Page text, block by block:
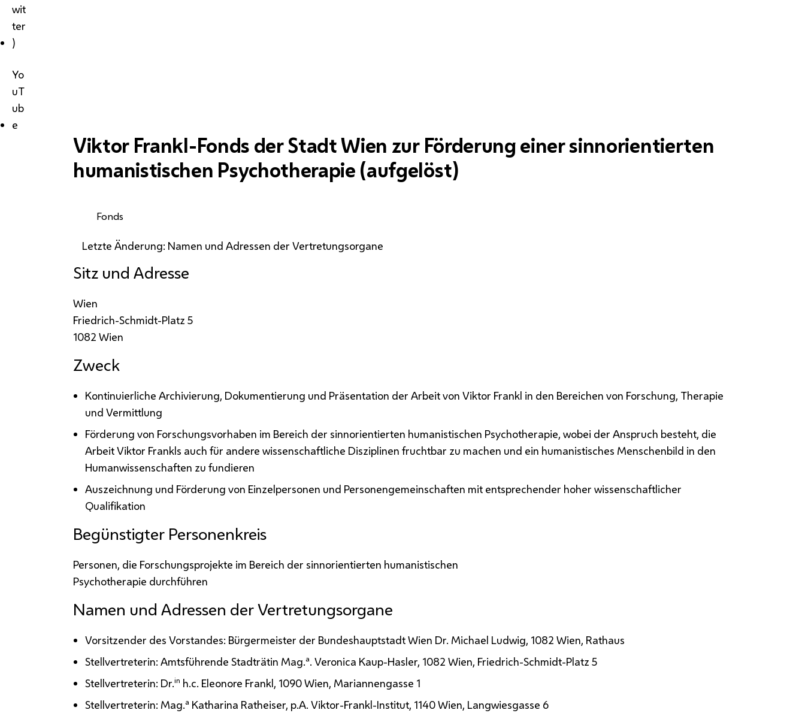
wit
ter
)
Yo
uT
ub
e
Viktor Frankl-Fonds der Stadt Wien zur Förderung einer sinnorientierten
humanistischen Psychotherapie (aufgelöst)
Fonds
Letzte Änderung: Namen und Adressen der Vertretungsorgane
Sitz und Adresse
Wien
Friedrich-Schmidt-Platz 5
1082 Wien
Zweck
Kontinuierliche Archivierung, Dokumentierung und Präsentation der Arbeit von Viktor Frankl in den Bereichen von Forschung, Therapie
und Vermittlung
Förderung von Forschungsvorhaben im Bereich der sinnorientierten humanistischen Psychotherapie, wobei der Anspruch besteht, die
Arbeit Viktor Frankls auch für andere wissenschaftliche Disziplinen fruchtbar zu machen und ein humanistisches Menschenbild in den
Humanwissenschaften zu fundieren
Auszeichnung und Förderung von Einzelpersonen und Personengemeinschaften mit entsprechender hoher wissenschaftlicher
Qualifikation
Begünstigter Personenkreis
Personen, die Forschungsprojekte im Bereich der sinnorientierten humanistischen
Psychotherapie durchführen
Namen und Adressen der Vertretungsorgane
Vorsitzender des Vorstandes: Bürgermeister der Bundeshauptstadt Wien Dr. Michael Ludwig, 1082 Wien, Rathaus
Stellvertreterin: Amtsführende Stadträtin Mag.a. Veronica Kaup-Hasler, 1082 Wien, Friedrich-Schmidt-Platz 5
Stellvertreterin: Dr.in h.c. Eleonore Frankl, 1090 Wien, Mariannengasse 1
Stellvertreterin: Mag.a Katharina Ratheiser, p.A. Viktor-Frankl-Institut, 1140 Wien, Langwiesgasse 6